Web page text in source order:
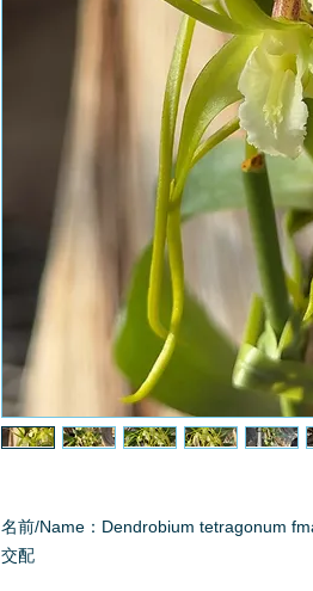
名前/Name：Dendrobium tetragonum
交配